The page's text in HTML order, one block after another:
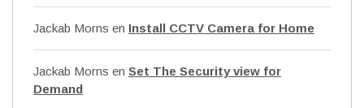
Jackab Morns en Install CCTV Camera for Home
Jackab Morns en Set The Security view for
Demand